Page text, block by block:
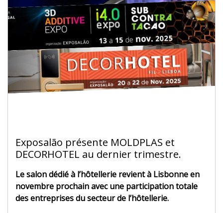
Exposalão présente MOLDPLAS et
DECORHOTEL au dernier trimestre.
Le salon dédié à l’hôtellerie revient à Lisbonne en
novembre prochain avec une participation totale
des entreprises du secteur de l’hôtellerie.